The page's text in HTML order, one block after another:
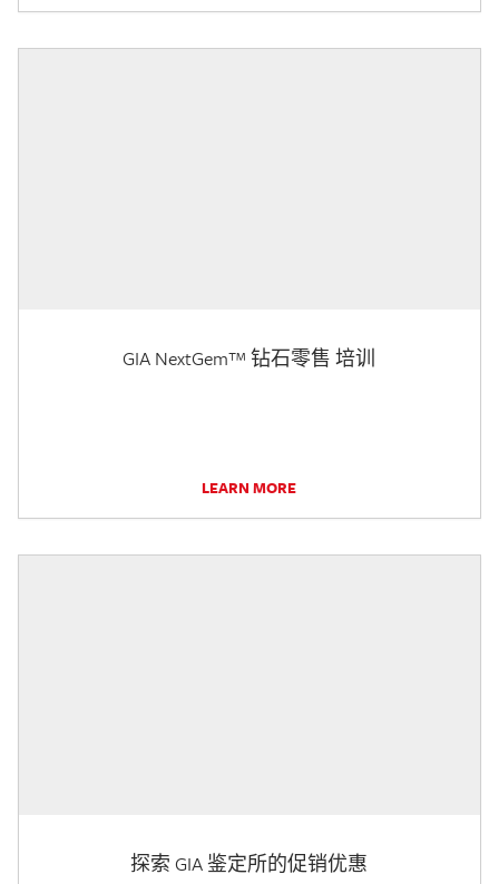
GIA NextGem™ 钻石零售 培训
LEARN MORE
探索 GIA 鉴定所的促销优惠